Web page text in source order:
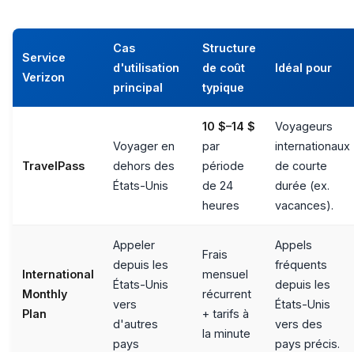
Service
Verizon
Cas
d'utilisation
principal
Structure
de coût
typique
Idéal pour
TravelPass
Voyager en
dehors des
États-Unis
10 $–14 $
par
période
de 24
heures
Voyageurs
internationaux
de courte
durée (ex.
vacances).
International
Monthly
Plan
Appeler
depuis les
États-Unis
vers
d'autres
pays
Frais
mensuel
récurrent
+ tarifs à
la minute
Appels
fréquents
depuis les
États-Unis
vers des
pays précis.